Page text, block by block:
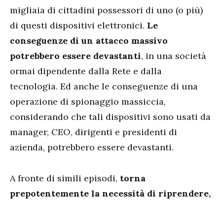
migliaia di cittadini possessori di uno (o più)
di questi dispositivi elettronici. Le
conseguenze di un attacco massivo
potrebbero essere devastanti, in una società
ormai dipendente dalla Rete e dalla
tecnologia. Ed anche le conseguenze di una
operazione di spionaggio massiccia,
considerando che tali dispositivi sono usati da
manager, CEO, dirigenti e presidenti di
azienda, potrebbero essere devastanti.
A fronte di simili episodi, torna
prepotentemente la necessità di riprendere,